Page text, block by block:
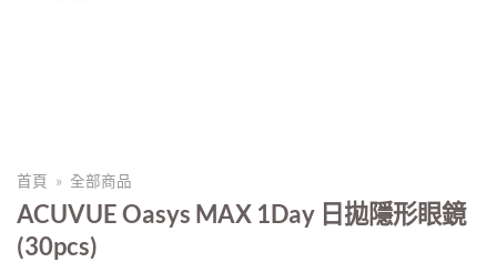
首頁 » 全部商品
ACUVUE Oasys MAX 1Day 日拋隱形眼鏡
(30pcs)